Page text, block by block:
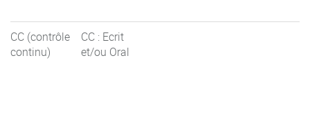
CC (contrôle
continu)
CC : Ecrit
et/ou Oral